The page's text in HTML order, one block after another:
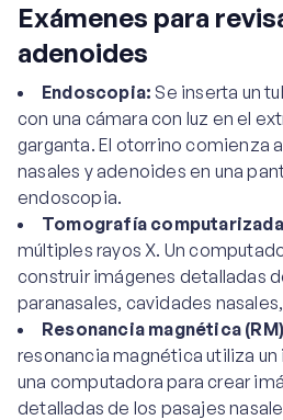
Exámenes para
adenoides
Endoscopia: Se inserta un
con una cámara con luz en el
garganta. El otorrino comienza
nasales y adenoides en una
endoscopia.
Tomografía
múltiples rayos X. Un
construir imágenes detalladas
paranasales, cavidades
Resonancia magnética
resonancia magnética utiliza
una computadora para crear
detalladas de los pasajes